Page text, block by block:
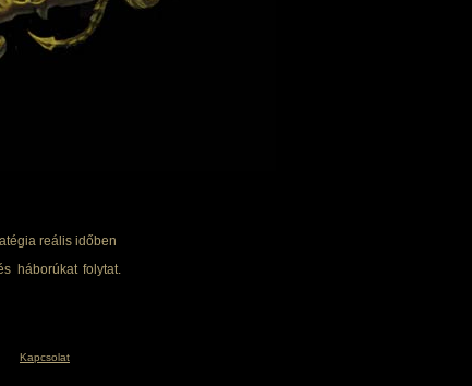
reális időben
háborúkat folytat.
Kapcsolat